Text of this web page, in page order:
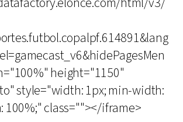
height="1150"
style="width: 1px; min-width:
100%;" class=""></iframe>